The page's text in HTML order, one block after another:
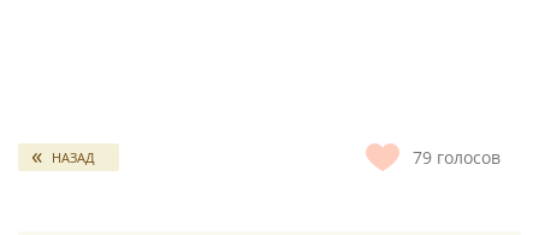
79 голосов
НАЗАД